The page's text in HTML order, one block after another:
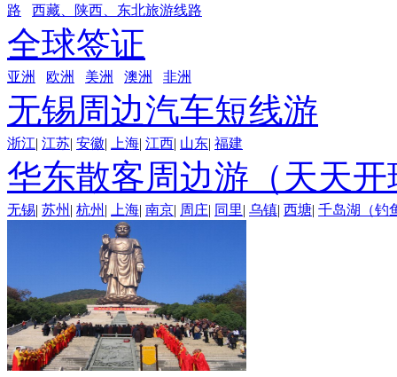
路
西藏、陕西、东北旅游线路
全球签证
亚洲 欧洲 美洲 澳洲 非洲
无锡周边汽车短线游
浙江| 江苏| 安徽| 上海| 江西| 山东| 福建
华东散客周边游（天天开
无锡| 苏州 | 杭州 | 上海| 南京| 周庄| 同里| 乌镇| 西塘| 千岛湖（钓